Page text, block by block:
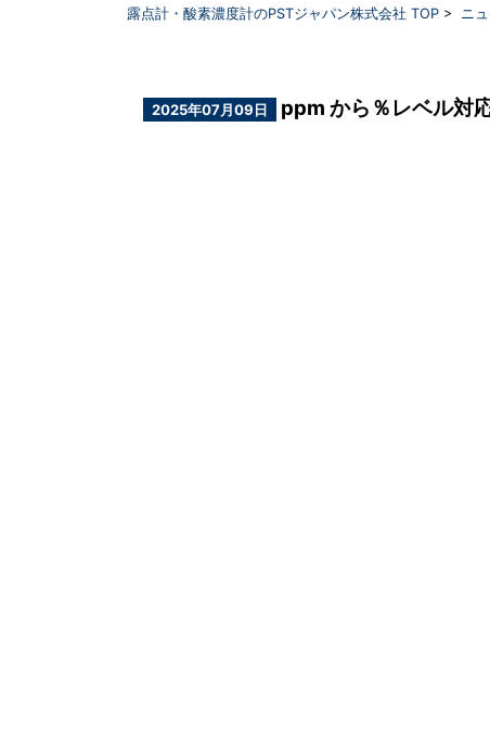
露点計・酸素濃度計のPSTジャパン株式会社 TOP > ニ
2025年07月09日 ppm から％レベル対